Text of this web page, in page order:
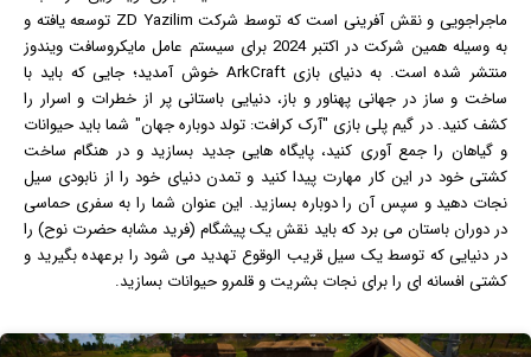
ماجراجویی و نقش آفرینی است که توسط شرکت ZD Yazilim توسعه یافته و
به وسیله همین شرکت در اکتبر 2024 برای سیستم عامل مایکروسافت
ویندوز
منتشر شده است. به دنیای بازی ArkCraft خوش آمدید؛ جایی که باید با
ساخت و ساز در جهانی پهناور و باز، دنیایی باستانی پر از خطرات و اسرار را
کشف کنید. در گیم پلی بازی "آرک کرافت: تولد دوباره جهان" شما باید حیوانات
و گیاهان را جمع آوری کنید، پایگاه هایی جدید بسازید و در هنگام ساخت
کشتی خود در این کار مهارت پیدا کنید و تمدن دنیای خود را از نابودی سیل
نجات دهید و سپس آن را دوباره بسازید. این عنوان شما را به سفری حماسی
در دوران باستان می برد که باید نقش یک پیشگام (فرید مشابه حضرت نوح) را
در دنیایی که توسط یک سیل قریب الوقوع تهدید می شود را برعهده بگیرید و
کشتی افسانه ای را برای نجات بشریت و قلمرو حیوانات بسازید.